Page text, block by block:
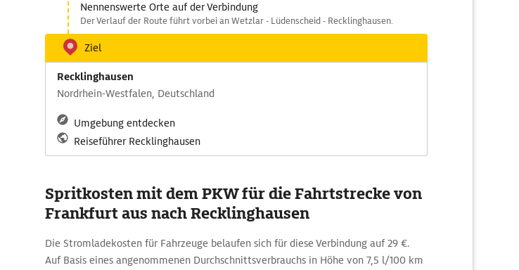
Nennenswerte Orte auf der Verbindung
Der Verlauf der Route führt vorbei an Wetzlar - Lüdenscheid - Recklinghausen.
Ziel
Recklinghausen
Nordrhein-Westfalen, Deutschland
Umgebung entdecken
Reiseführer Recklinghausen
Spritkosten mit dem PKW für die Fahrtstrecke von
Frankfurt aus nach Recklinghausen
Die Stromladekosten für Fahrzeuge belaufen sich für diese Verbindung auf 29 €.
Auf Basis eines angenommenen Durchschnittsverbrauchs in Höhe von 7,5 l/100 km